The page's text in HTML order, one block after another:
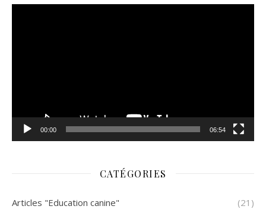
00:00 06:54
CATÉGORIES
Articles "Education canine" (21)